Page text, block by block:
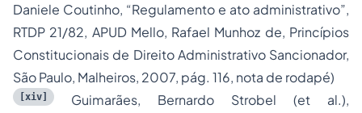
Daniele Coutinho, “Regulamento e ato administrativo”,
RTDP 21/82, APUD Mello, Rafael Munhoz de, Princípios
Constitucionais de Direito Administrativo Sancionador,
São Paulo, Malheiros, 2007, pág. 116, nota de rodapé)
[xiv]
Guimarães, Bernardo Strobel (et al.),